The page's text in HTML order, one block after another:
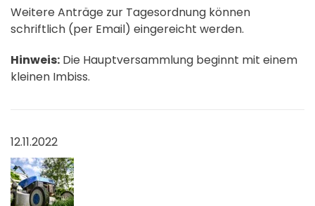
Weitere Anträge zur Tagesordnung können
schriftlich (per Email) eingereicht werden.
Hinweis: Die Hauptversammlung beginnt mit einem
kleinen Imbiss.
12.11.2022